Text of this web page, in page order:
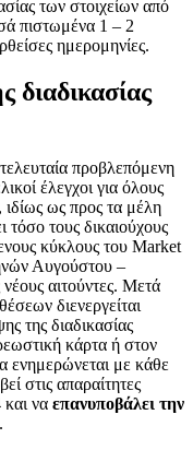
των στοιχείων από
πιστωμένα 1 – 2
ημερομηνίες.
προβλεπόμενη
έλεγχοι για όλους
ιδίως ως προς τα μέλη
τόσο τους δικαιούχους
κύκλους του Market
Αυγούστου –
αιτούντες. Μετά
διενεργείται
της διαδικασίας
κάρτα ή στον
ενημερώνεται με κάθε
στις απαραίτητες
να επανυποβάλει την
.